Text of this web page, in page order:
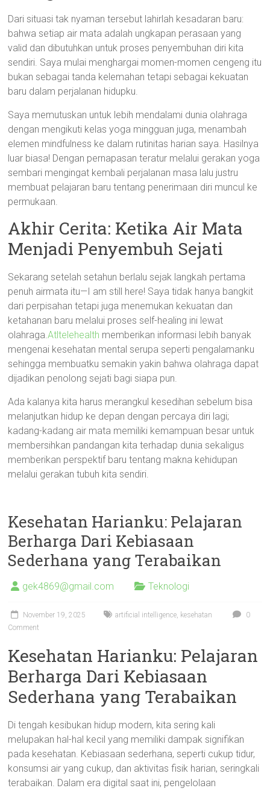
Dari situasi tak nyaman tersebut lahirlah kesadaran baru:
bahwa setiap air mata adalah ungkapan perasaan yang
valid dan dibutuhkan untuk proses penyembuhan diri kita
sendiri. Saya mulai menghargai momen-momen cengeng itu
bukan sebagai tanda kelemahan tetapi sebagai kekuatan
baru dalam perjalanan hidupku.
Saya memutuskan untuk lebih mendalami dunia olahraga
dengan mengikuti kelas yoga mingguan juga, menambah
elemen mindfulness ke dalam rutinitas harian saya. Hasilnya
luar biasa! Dengan pernapasan teratur melalui gerakan yoga
sembari mengingat kembali perjalanan masa lalu justru
membuat pelajaran baru tentang penerimaan diri muncul ke
permukaan.
Akhir Cerita: Ketika Air Mata
Menjadi Penyembuh Sejati
Sekarang setelah setahun berlalu sejak langkah pertama
penuh airmata itu—I am still here! Saya tidak hanya bangkit
dari perpisahan tetapi juga menemukan kekuatan dan
ketahanan baru melalui proses self-healing ini lewat
olahraga.Atltelehealth memberikan informasi lebih banyak
mengenai kesehatan mental serupa seperti pengalamanku
sehingga membuatku semakin yakin bahwa olahraga dapat
dijadikan penolong sejati bagi siapa pun.
Ada kalanya kita harus merangkul kesedihan sebelum bisa
melanjutkan hidup ke depan dengan percaya diri lagi;
kadang-kadang air mata memiliki kemampuan besar untuk
membersihkan pandangan kita terhadap dunia sekaligus
memberikan perspektif baru tentang makna kehidupan
melalui gerakan tubuh kita sendiri.
Kesehatan Harianku: Pelajaran
Berharga Dari Kebiasaan
Sederhana yang Terabaikan
gek4869@gmail.com Teknologi
November 19, 2025 artificial intelligence, kesehatan
0
Comment
Kesehatan Harianku: Pelajaran
Berharga Dari Kebiasaan
Sederhana yang Terabaikan
Di tengah kesibukan hidup modern, kita sering kali
melupakan hal-hal kecil yang memiliki dampak signifikan
pada kesehatan. Kebiasaan sederhana, seperti cukup tidur,
konsumsi air yang cukup, dan aktivitas fisik harian, seringkali
terabaikan. Dalam era digital saat ini, pengelolaan